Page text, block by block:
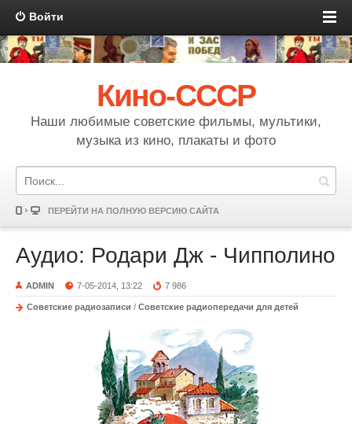
Войти
Кино-СССР
Наши любимые советские фильмы, мультики,
музыка из кино, плакаты и фото
ПЕРЕЙТИ НА ПОЛНУЮ ВЕРСИЮ САЙТА
Аудио: Родари Дж - Чипполино
ADMIN 7-05-2014, 13:22 7 986
Советские радиозаписи / Советские радиопередачи для детей